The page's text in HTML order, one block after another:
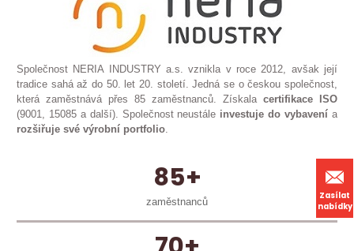
Zasílat
nabídky
Společnost NERIA INDUSTRY a.s. vznikla v roce 2012, avšak její
tradice sahá až do 50. let 20. století. Jedná se o českou společnost,
která zaměstnává přes 85 zaměstnanců. Získalacertifikace ISO
(9001, 15085 a další). Společnost neustále investuje do vybavení a
rozšiřuje své výrobní portfolio.
85+
zaměstnanců